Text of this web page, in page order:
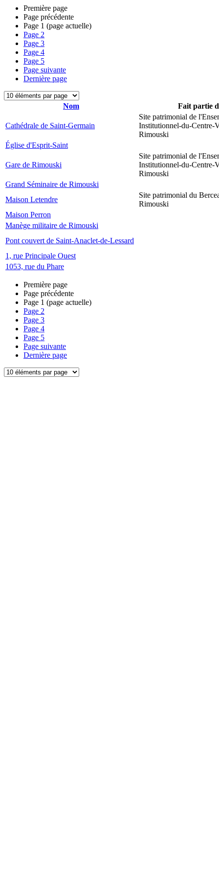
Première page
Page précédente
Page 1 (page actuelle)
Page 2
Page 3
Page 4
Page 5
Page suivante
Dernière page
Nom Fait partie
Cathédrale de Saint-Germain
Site patrimonial de
Institutionnel-du-Centre-
Rimouski
Église d'Esprit-Saint
Gare de Rimouski
Site patrimonial de
Institutionnel-du-Centre-
Rimouski
Grand Séminaire de Rimouski
Maison Letendre
Site patrimonial du
Rimouski
Maison Perron
Manège militaire de Rimouski
Pont couvert de Saint-Anaclet-de-Lessard
1, rue Principale Ouest
1053, rue du Phare
Première page
Page précédente
Page 1 (page actuelle)
Page 2
Page 3
Page 4
Page 5
Page suivante
Dernière page